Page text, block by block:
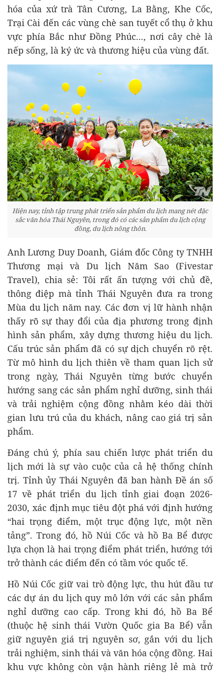
hóa của xứ trà Tân Cương, La Bằng, Khe Cốc,
Trại Cài đến các vùng chè san tuyết cổ thụ ở khu
vực phía Bắc như Đồng Phúc..., nơi cây chè là
nếp sống, là ký ức và thương hiệu của vùng đất.
Hiện nay, tỉnh tập trung phát triển sản phẩm du lịch mang nét đặc
sắc văn hóa Thái Nguyên, trong đó có các sản phẩm du lịch cộng
đồng, du lịch nông thôn.
Anh Lương Duy Doanh, Giám đốc Công ty TNHH
Thương mại và Du lịch Năm Sao (Fivestar
Travel), chia sẻ: Tôi rất ấn tượng với chủ đề,
thông điệp mà tỉnh Thái Nguyên đưa ra trong
Mùa du lịch năm nay. Các đơn vị lữ hành nhận
thấy rõ sự thay đổi của địa phương trong định
hình sản phẩm, xây dựng thương hiệu du lịch.
Cấu trúc sản phẩm đã có sự dịch chuyển rõ rệt.
Từ mô hình du lịch thiên về tham quan lịch sử
trong ngày, Thái Nguyên từng bước chuyển
hướng sang các sản phẩm nghỉ dưỡng, sinh thái
và trải nghiệm cộng đồng nhằm kéo dài thời
gian lưu trú của du khách, nâng cao giá trị sản
phẩm.
Đáng chú ý, phía sau chiến lược phát triển du
lịch mới là sự vào cuộc của cả hệ thống chính
trị. Tỉnh ủy Thái Nguyên đã ban hành Đề án số
17 về phát triển du lịch tỉnh giai đoạn 2026-
2030, xác định mục tiêu đột phá với định hướng
“hai trọng điểm, một trục động lực, một nền
tảng”. Trong đó, hồ Núi Cốc và hồ Ba Bể được
lựa chọn là hai trọng điểm phát triển, hướng tới
trở thành các điểm đến có tầm vóc quốc tế.
Hồ Núi Cốc giữ vai trò động lực, thu hút đầu tư
các dự án du lịch quy mô lớn với các sản phẩm
nghỉ dưỡng cao cấp. Trong khi đó, hồ Ba Bể
(thuộc hệ sinh thái Vườn Quốc gia Ba Bể) vẫn
giữ nguyên giá trị nguyên sơ, gắn với du lịch
trải nghiệm, sinh thái và văn hóa cộng đồng. Hai
khu vực không còn vận hành riêng lẻ mà trở